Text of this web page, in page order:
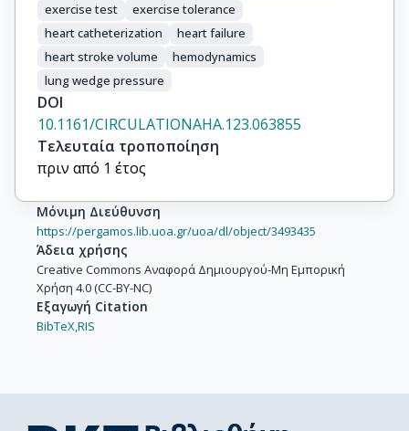
exercise test
exercise tolerance
heart catheterization
heart failure
heart stroke volume
hemodynamics
lung wedge pressure
DOI
10.1161/CIRCULATIONAHA.123.063855
Τελευταία τροποποίηση
πριν από 1 έτος
Μόνιμη Διεύθυνση
https://pergamos.lib.uoa.gr/uoa/dl/object/3493435
Άδεια χρήσης
Creative Commons Αναφορά Δημιουργού-Μη Εμπορική
Χρήση 4.0 (CC-BY-NC)
Εξαγωγή Citation
BibTeX,RIS